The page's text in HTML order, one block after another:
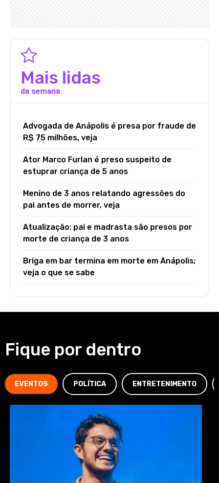
Mais lidas
da semana
Advogada de Anápolis é presa por fraude de
R$ 75 milhões, veja
Ator Marco Furlan é preso suspeito de
estuprar criança de 5 anos
Menino de 3 anos relatando agressões do
pai antes de morrer, veja
Atualização: pai e madrasta são presos por
morte de criança de 3 anos
Briga em bar termina em morte em Anápolis;
veja o que se sabe
Fique por dentro
EVENTOS POLÍTICA ENTRETENIMENTO